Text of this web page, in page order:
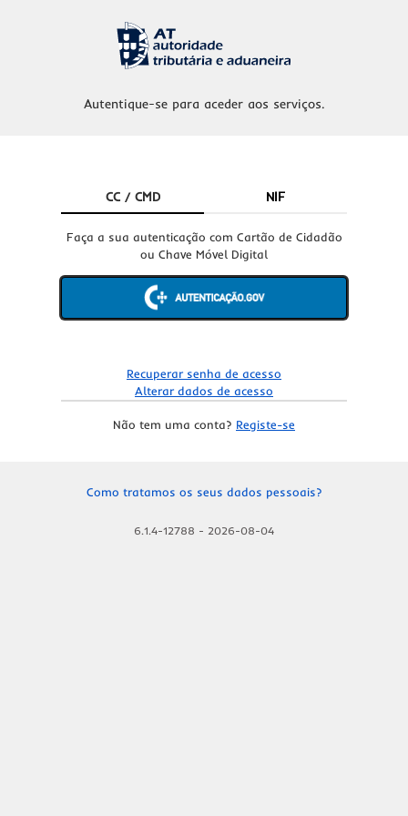
Autentique-se para aceder aos serviços.
CC / CMD NIF
Faça a sua autenticação com Cartão de Cidadão
ou Chave Móvel Digital
Recuperar senha de acesso
Alterar dados de acesso
Não tem uma conta? Registe-se
Como tratamos os seus dados pessoais?
6.1.4-12788 - 2026-08-04